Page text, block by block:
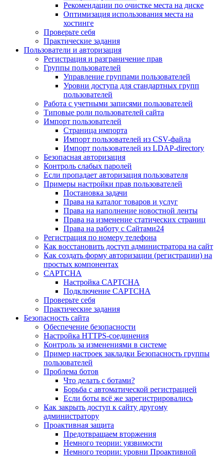
Рекомендации по очистке места на диске
Оптимизация использования места на
хостинге
Проверьте себя
Практические задания
Пользователи и авторизация
Регистрация и разграничение прав
Группы пользователей
Управление группами пользователей
Уровни доступа для стандартных групп
пользователей
Работа с учетными записями пользователей
Типовые роли пользователей сайта
Импорт пользователей
Страница импорта
Импорт пользователей из CSV-файла
Импорт пользователей из LDAP-directory
Безопасная авторизация
Контроль слабых паролей
Если пропадает авторизация пользователя
Примеры настройки прав пользователей
Постановка задачи
Права на каталог товаров и услуг
Права на наполнение новостной ленты
Права на изменение статических страниц
Права на работу с Сайтами24
Регистрация по номеру телефона
Как восстановить доступ администратора на сайт
Как создать форму авторизации (регистрации) на
простых компонентах
CAPTCHA
Настройка CAPTCHA
Подключение CAPTCHA
Проверьте себя
Практические задания
Безопасность сайта
Обеспечение безопасности
Настройка HTTPS-соединения
Контроль за изменениями в системе
Пример настроек закладки Безопасность группы
пользователей
Проблема ботов
Что делать с ботами?
Борьба с автоматической регистрацией
Если боты всё же зарегистрировались
Как закрыть доступ к сайту другому
администратору
Проактивная защита
Предотвращаем вторжения
Немного теории: уязвимости
Немного теории: уровни Проактивной